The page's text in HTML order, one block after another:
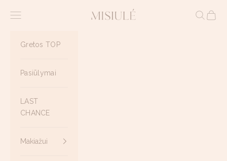
Misiule.lt
Meniu Paieška
Gretos TOP
Pasiūlymai
LAST
CHANCE
Makiažui